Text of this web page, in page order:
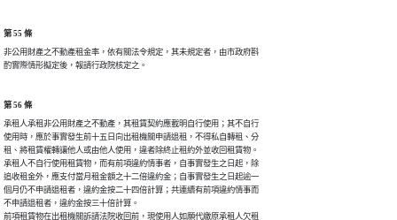
第 55 條
非公用財產之不動產租金率，依有關法令規定，其未規定者，由市政府斟
酌實際情形擬定後，報請行政院核定之。
第 56 條
承租人承租非公用財產之不動產，其租賃契約應載明自行使用；其不自行
使用時，應於事實發生前十五日向出租機關申請退租，不得私自轉租、分
租、將租賃權轉讓他人或由他人使用，違者除終止租約外並收回租賃物。
承租人不自行使用租賃物，而有前項違約情事者，自事實發生之日起，除
追收租金外，應支付當月租金額之十二倍違約金；自事實發生之日起逾一
個月仍不申請退租者，違約金按二十四倍計算；共連續有前項違約情事而
不申請退租者，違約金按三十倍計算。
前項租賃物在出租機關訴請法院收回前，現使用人如願代繳原承租人欠租